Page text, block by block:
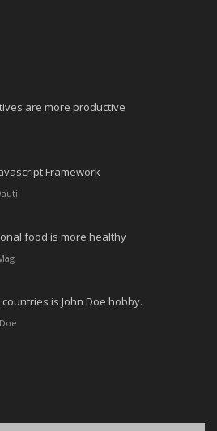
are more productive
Framework
food is more healthy
is John Doe hobby.